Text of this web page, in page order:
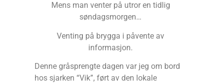
Mens man venter på utror en tidlig
søndagsmorgen…
Venting på brygga i påvente av
informasjon.
Denne gråsprengte dagen var jeg om bord
hos sjarken “Vik”, ført av den lokale